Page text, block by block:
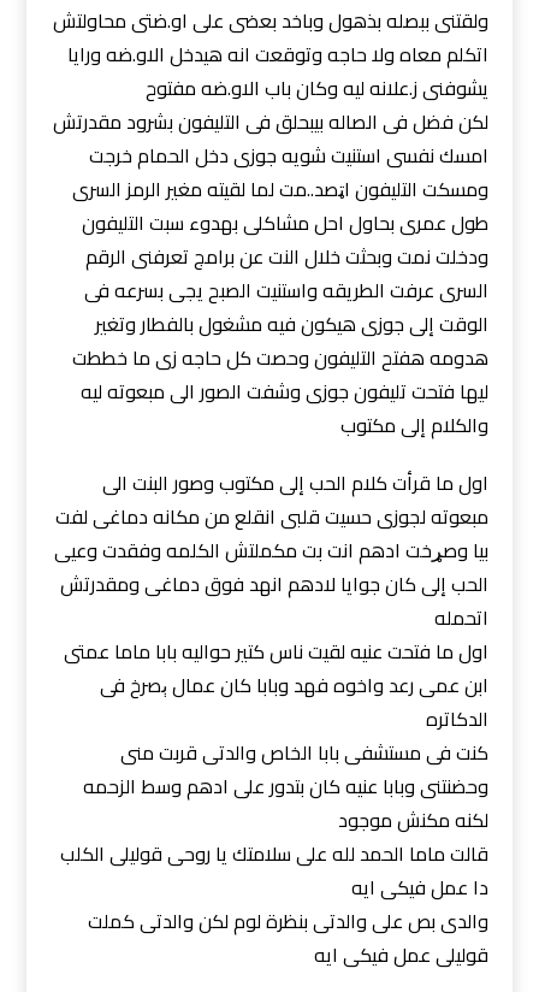
ولقتنى ببصله بذهول وباخد بعضى على او.ضتى محاولتش
اتكلم معاه ولا حاجه وتوقعت انه هيدخل الاو.ضه ورايا
يشوفنى ز.علانه ليه وكان باب الاو.ضه مفتوح
لكن فضل فى الصاله بيبحلق فى التليفون بشرود مقدرتش
امسك نفسى استنيت شويه جوزى دخل الحمام خرجت
ومسكت التليفون اټصد..مت لما لقيته مغير الرمز السرى
طول عمرى بحاول احل مشاكلى بهدوء سبت التليفون
ودخلت نمت وبحثت خلال النت عن برامج تعرفنى الرقم
السرى عرفت الطريقه واستنيت الصبح يجى بسرعه فى
الوقت إلى جوزى هيكون فيه مشغول بالفطار وتغير
هدومه هفتح التليفون وحصت كل حاجه زى ما خططت
ليها فتحت تليفون جوزى وشفت الصور الى مبعوته ليه
والكلام إلى مكتوب
اول ما قرأت كلام الحب إلى مكتوب وصور البنت الى
مبعوته لجوزى حسيت قلبى انقلع من مكانه دماغى لفت
بيا وصړخت ادهم انت بت مكملتش الكلمه وفقدت وعيى
الحب إلى كان جوايا لادهم انهد فوق دماغى ومقدرتش
اتحمله
اول ما فتحت عنيه لقيت ناس كتير حواليه بابا ماما عمتى
ابن عمى رعد واخوه فهد وبابا كان عمال ېصرخ فى
الدكاتره
كنت فى مستشفى بابا الخاص والدتى قربت منى
وحضنتنى وبابا عنيه كان بتدور على ادهم وسط الزحمه
لكنه مكنش موجود
قالت ماما الحمد لله على سلامتك يا روحى قوليلى الكلب
دا عمل فيكى ايه
والدى بص على والدتى بنظرة لوم لكن والدتى كملت
قوليلى عمل فيكى ايه